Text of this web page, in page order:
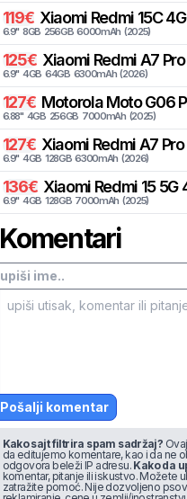
119€ Xiaomi Redmi 15C
6.9" 8GB 256GB 6000mAh (2025)
125€ Xiaomi Redmi A7
6.9" 4GB 64GB 6300mAh (2026)
127€ Motorola Moto G06
6.88" 4GB 256GB 7000mAh (2025)
127€ Xiaomi Redmi A7
6.9" 4GB 128GB 6300mAh (2026)
136€ Xiaomi Redmi 15 5G
6.9" 4GB 128GB 7000mAh (2025)
Komentari
Pošalji komentar
Kako sajt filtrira spam sadržaj?
da editujemo komentare, kao i da ne
odgovora beleži IP adresu. Kako da
komentar, pitanje ili iskustvo. Možete
zatražite pomoć. Nije dozvoljeno